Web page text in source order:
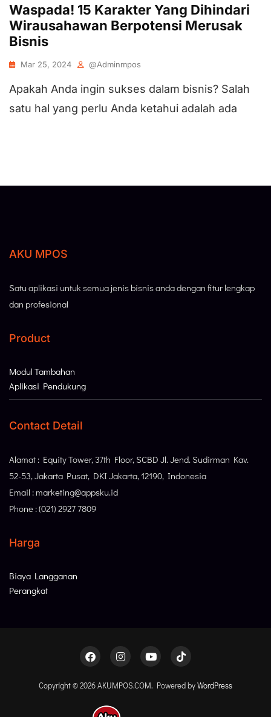
Waspada! 15 Karakter Yang Dihindari
Wirausahawan Berpotensi Merusak
Bisnis
Mar 25, 2024 @adminmpos
Apakah Anda ingin sukses dalam bisnis? Salah
satu hal yang perlu Anda ketahui adalah ada
AKU MPOS
Satu aplikasi untuk semua jenis bisnis anda dengan fitur lengkap
dan profesional
Product
Modul Tambahan
Aplikasi Pendukung
Contact Detail
Alamat : Equity Tower, 37th Floor, SCBD Jl. Jend. Sudirman Kav.
52-53, Jakarta Pusat, DKI Jakarta, 12190, Indonesia
Email : marketing@appsku.id
Phone : (021) 2927 7809
Harga
Biaya Langganan
Perangkat
Copyright © 2026 AKUMPOS.COM. Powered byWordPress